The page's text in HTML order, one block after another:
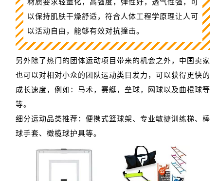
材质要求轻量化，高强度，弹性好，透气性强，可
以保持肌肤干燥舒适，符合人体工程学原理让人可
以活动自由，能够有效对抗撞击。
另外除了热门的团体运动项目带来的机会之外，中国卖家
也可以对相对小众的团队运动类目发力，可以获得更快的
成长速度，例如：马术，赛艇，垒球，网球以及曲棍球等
等。
细分运动品类推荐：便携式篮球架、专业敏捷训练梯、棒
球手套、橄榄球护具等。